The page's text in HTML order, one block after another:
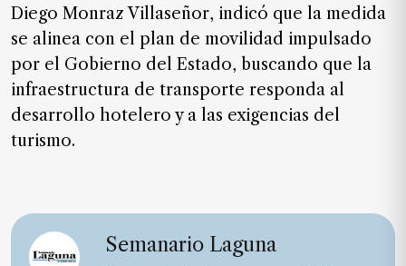
Diego Monraz Villaseñor, indicó que la medida
se alinea con el plan de movilidad impulsado
por el Gobierno del Estado, buscando que la
infraestructura de transporte responda al
desarrollo hotelero y a las exigencias del
turismo.
Semanario Laguna